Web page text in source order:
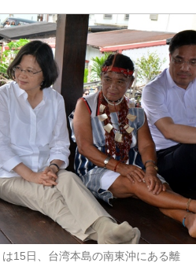
15日、台湾本島の南東沖にある離